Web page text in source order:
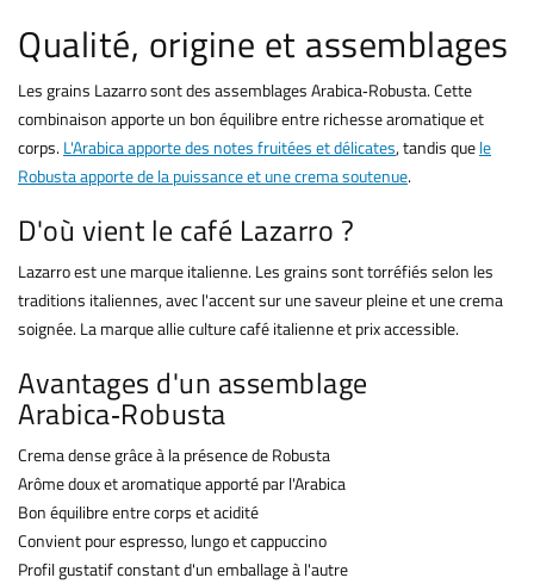
Qualité, origine et assemblages
Les grains Lazarro sont des assemblages Arabica‑Robusta. Cette
combinaison apporte un bon équilibre entre richesse aromatique et
corps. L'Arabica apporte des notes fruitées et délicates, tandis quele
Robusta apporte de la puissance et une crema soutenue.
D'où vient le café Lazarro ?
Lazarro est une marque italienne. Les grains sont torréfiés selon les
traditions italiennes, avec l'accent sur une saveur pleine et une crema
soignée. La marque allie culture café italienne et prix accessible.
Avantages d'un assemblage
Arabica‑Robusta
Crema dense grâce à la présence de Robusta
Arôme doux et aromatique apporté par l'Arabica
Bon équilibre entre corps et acidité
Convient pour espresso, lungo et cappuccino
Profil gustatif constant d'un emballage à l'autre